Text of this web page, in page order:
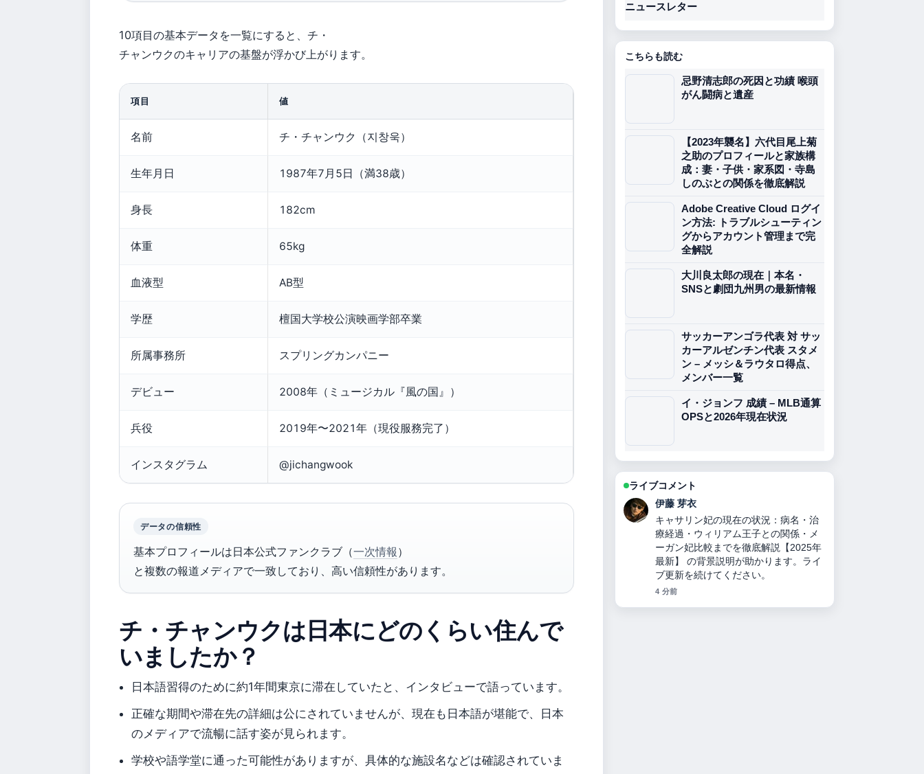
10項目の基本データを一覧にすると、チ・
チャンウクのキャリアの基盤が浮かび上がります。
項目 値
名前 チ・チャンウク（지창욱）
生年月日 1987年7月5日（満38歳）
身長 182cm
体重 65kg
血液型 AB型
学歴 檀国大学校公演映画学部卒業
所属事務所 スプリングカンパニー
デビュー 2008年（ミュージカル『風の国』）
兵役 2019年〜2021年（現役服務完了）
インスタグラム @jichangwook
データの信頼性
基本プロフィールは日本公式ファンクラブ（一次情報 ）
と複数の報道メディアで一致しており、高い信頼性があります。
チ・チャンウクは日本にどのくらい住んで
いましたか？
日本語習得のために約1年間東京に滞在していたと、インタビューで語っています。
正確な期間や滞在先の詳細は公にされていませんが、現在も日本語が堪能で、日本
のメディアで流暢に話す姿が見られます。
学校や語学堂に通った可能性がありますが、具体的な施設名などは確認されていま
ニュースレター
こちらも読む
忌野清志郎の死因と功績 喉頭
がん闘病と遺産
【2023年襲名】六代目尾上菊
之助のプロフィールと家族構
成：妻・子供・家系図・寺島
しのぶとの関係を徹底解説
Adobe Creative Cloud ログイ
ン方法: トラブルシューティン
グからアカウント管理まで完
全解説
大川良太郎の現在｜本名・
SNSと劇団九州男の最新情報
サッカーアンゴラ代表 対 サッ
カーアルゼンチン代表 スタメ
ン – メッシ＆ラウタロ得点、
メンバー一覧
イ・ジョンフ 成績 – MLB通算
OPSと2026年現在状況
ライブコメント
鈴木 蒼
力道山刺殺事件の真相：襲撃犯の正
体、死因、妻の人数、襲撃犯の娘説、
与謝野晶子と木村雅彦のミームまで徹
底検証 の報道は丁寧で、流れを追いや
すいです。
6 分前